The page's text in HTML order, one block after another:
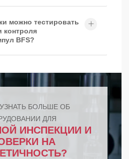
можно тестировать
BFS?
БОЛЬШЕ ОБ
ДЛЯ
ИНСПЕКЦИИ И
НА